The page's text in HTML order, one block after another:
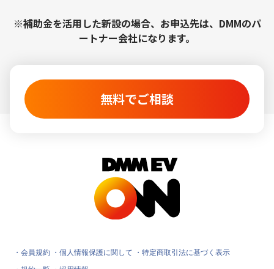
※補助金を活用した新設の場合、お申込先は、DMMのパ
ートナー会社になります。
無料でご相談
・会員規約 ・個人情報保護に関して
・特定商取引法に基づく表示